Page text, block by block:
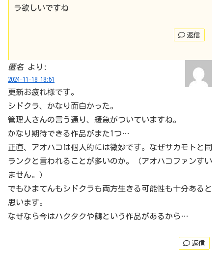
ラ欲しいですね
返信
匿名 より:
2024-11-18 18:51
更新お疲れ様です。
シドクラ、かなり面白かった。
管理人さんの言う通り、緩急がついていますね。
かなり期待できる作品がまた1つ…
正直、アオハコは個人的には微妙です。なぜサカモトと同
ランクと言われることが多いのか。（アオハコファンすい
ません。）
でもひまてんもシドクラも両方生きる可能性も十分あると
思います。
なぜなら今はハクタクや鵺という作品があるから…
返信